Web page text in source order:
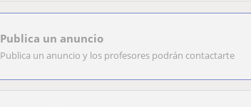
Publica un anuncio
Publica un anuncio y los profesores podrán contactarte